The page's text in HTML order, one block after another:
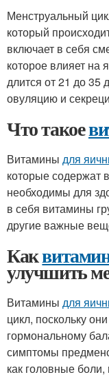
Менструальный
который
включает в себя
которое влияет на
длится от 21 до 35
овуляцию и
Что такое
Витамины для
которые содержат
необходимы для
в себя витамины
другие важные
Как
улучшить
Витамины для
цикл, поскольку
гормональному
симптомы
как головные